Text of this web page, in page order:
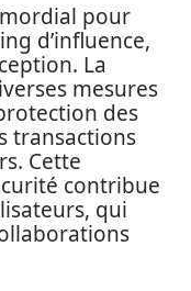
pour
d’influence,
La
mesures
des
transactions
Cette
contribue
qui